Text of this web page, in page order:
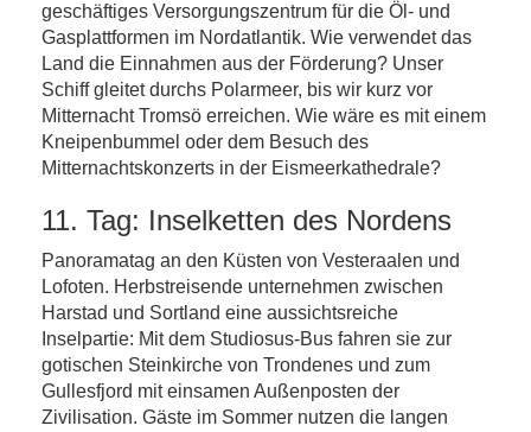
geschäftiges Versorgungszentrum für die Öl- und
Gasplattformen im Nordatlantik. Wie verwendet das
Land die Einnahmen aus der Förderung? Unser
Schiff gleitet durchs Polarmeer, bis wir kurz vor
Mitternacht Tromsö erreichen. Wie wäre es mit einem
Kneipenbummel oder dem Besuch des
Mitternachtskonzerts in der Eismeerkathedrale?
11. Tag: Inselketten des Nordens
Panoramatag an den Küsten von Vesteraalen und
Lofoten. Herbstreisende unternehmen zwischen
Harstad und Sortland eine aussichtsreiche
Inselpartie: Mit dem Studiosus-Bus fahren sie zur
gotischen Steinkirche von Trondenes und zum
Gullesfjord mit einsamen Außenposten der
Zivilisation. Gäste im Sommer nutzen die langen